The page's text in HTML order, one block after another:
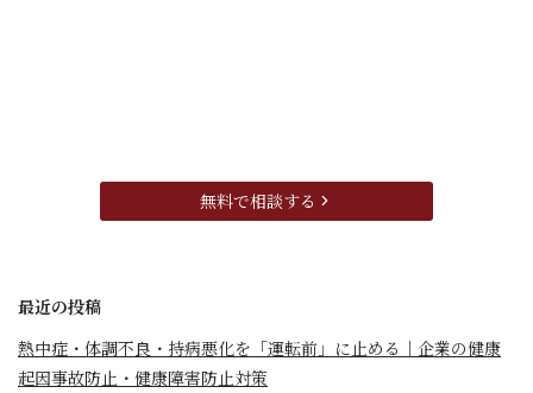
無料で相談する
最近の投稿
熱中症・体調不良・持病悪化を「運転前」に止める｜企業の健康
起因事故防止・健康障害防止対策